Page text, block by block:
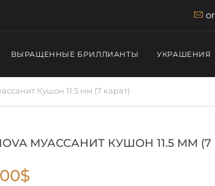
ВЫРАЩЕННЫЕ БРИЛЛИАНТЫ УКРАШЕНИЯ
Кушон 11.5 мм (7 карат)
МУАССАНИТ КУШОН 11.5 ММ (7
$